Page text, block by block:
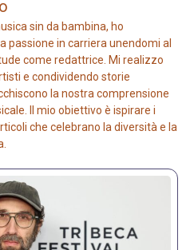
sin da bambina, ho
passione in carriera unendomi al
come redattrice. Mi realizzo
e condividendo storie
la nostra comprensione
Il mio obiettivo è ispirare i
che celebrano la diversità e la